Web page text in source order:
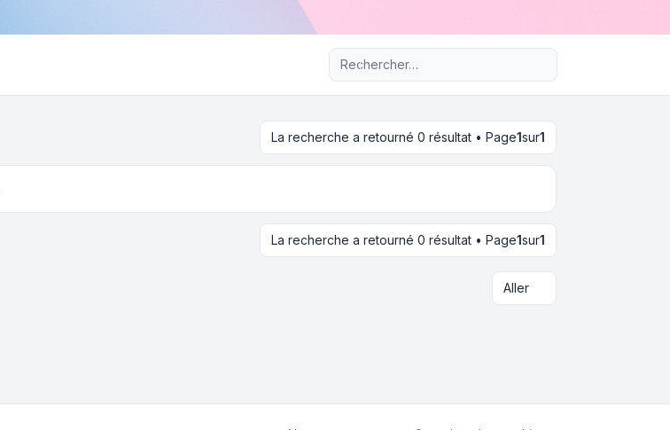
Recherche avancée
La recherche a retourné 0 résultat • Page1sur1
La recherche a retourné 0 résultat • Page1sur1
Aller